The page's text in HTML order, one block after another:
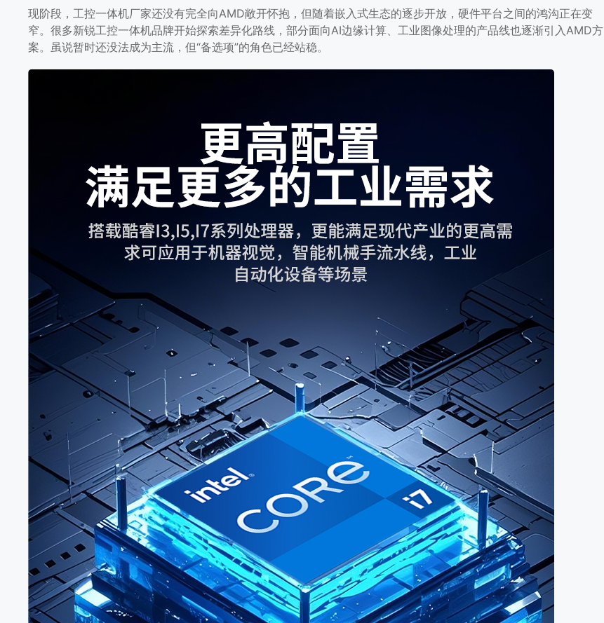
现阶段，工控一体机厂家还没有完全向AMD敞开怀抱，但随着嵌入式生态的逐步开放，硬件平台之间的鸿沟正在变
窄。很多新锐工控一体机品牌开始探索差异化路线，部分面向AI边缘计算、工业图像处理的产品线也逐渐引入AMD方
案。虽说暂时还没法成为主流，但“备选项”的角色已经站稳。